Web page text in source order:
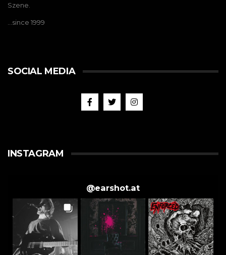
Szene.
…since 1999
SOCIAL MEDIA
INSTAGRAM
@earshot.at